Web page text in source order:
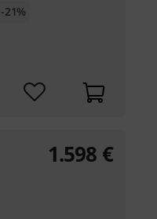
-21%
1.598 €